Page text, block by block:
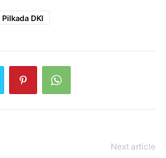
Pilkada DKI
Next article